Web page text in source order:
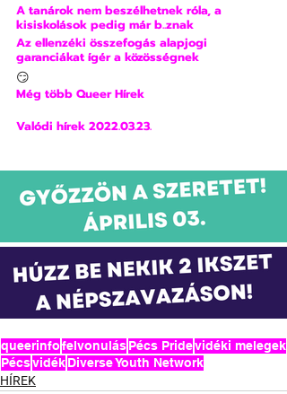
A tanárok nem beszélhetnek róla, a
kisiskolások pedig már b..znak
Az ellenzéki összefogás alapjogi
garanciákat ígér a közösségnek
😏
Még több Queer Hírek
Valódi hírek 2022.03.23.
queerinfofelvonulásPécs Pridevidéki melegek
PécsvidékDiverse Youth Network
HÍREK